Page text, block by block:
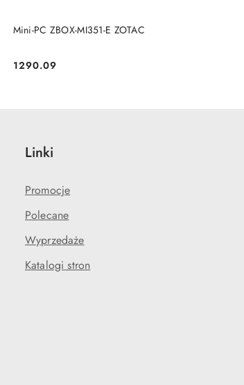
Mini-PC ZBOX-MI351-E ZOTAC
Cena:
1290.09
PRODUKT NIEDOSTĘPNY
Linki
Promocje
Polecane
Wyprzedaże
Katalogi stron